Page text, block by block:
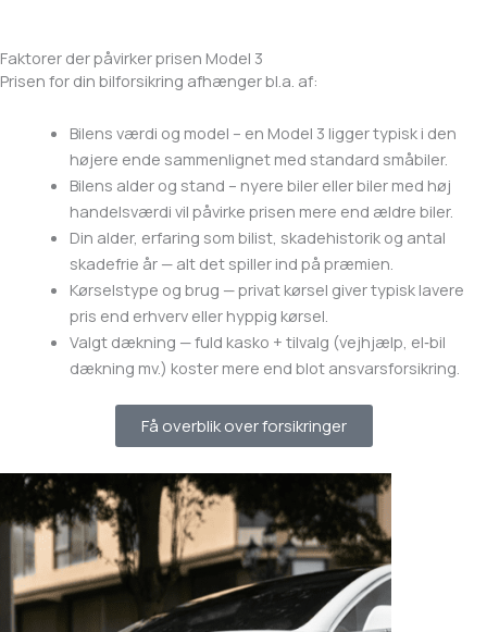
Faktorer der påvirker prisen Model 3
Prisen for din bilforsikring afhænger bl.a. af:
Bilens værdi og model – en Model 3 ligger typisk i den
højere ende sammenlignet med standard småbiler.
Bilens alder og stand – nyere biler eller biler med høj
handelsværdi vil påvirke prisen mere end ældre biler.
Din alder, erfaring som bilist, skadehistorik og antal
skadefrie år — alt det spiller ind på præmien.
Kørselstype og brug — privat kørsel giver typisk lavere
pris end erhverv eller hyppig kørsel.
Valgt dækning — fuld kasko + tilvalg (vejhjælp, el‑bil
dækning mv.) koster mere end blot ansvarsforsikring.
Få overblik over forsikringer